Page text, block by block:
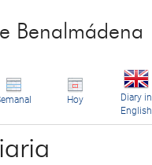
Benalmádena
Hoy
Diary in
English